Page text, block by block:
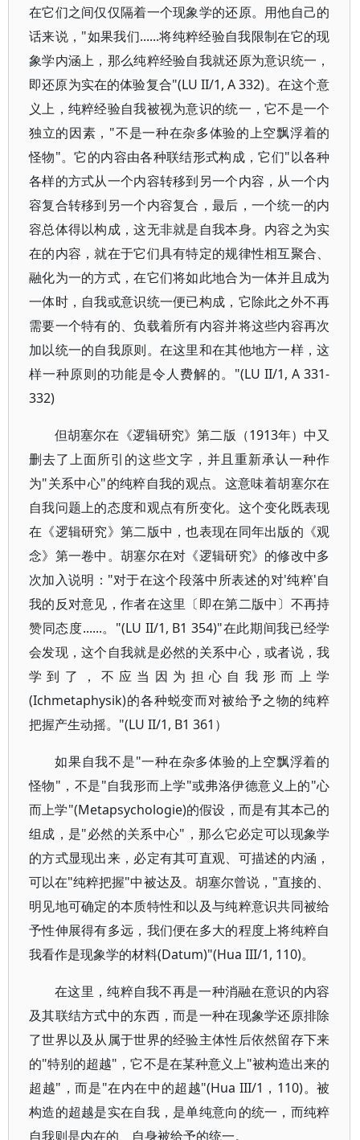
在它们之间仅仅隔着一个现象学的还原。用他自己的
话来说，"如果我们......将纯粹经验自我限制在它的现
象学内涵上，那么纯粹经验自我就还原为意识统一，
即还原为实在的体验复合"(LU II/1, A 332)。在这个意
义上，纯粹经验自我被视为意识的统一，它不是一个
独立的因素，"不是一种在杂多体验的上空飘浮着的
怪物"。它的内容由各种联结形式构成，它们"以各种
各样的方式从一个内容转移到另一个内容，从一个内
容复合转移到另一个内容复合，最后，一个统一的内
容总体得以构成，这无非就是自我本身。内容之为实
在的内容，就在于它们具有特定的规律性相互聚合、
融化为一的方式，在它们将如此地合为一体并且成为
一体时，自我或意识统一便已构成，它除此之外不再
需要一个特有的、负载着所有内容并将这些内容再次
加以统一的自我原则。在这里和在其他地方一样，这
样一种原则的功能是令人费解的。"(LU II/1, A 331-
332)
但胡塞尔在《逻辑研究》第二版（1913年）中又
删去了上面所引的这些文字，并且重新承认一种作
为"关系中心"的纯粹自我的观点。这意味着胡塞尔在
自我问题上的态度和观点有所变化。这个变化既表现
在《逻辑研究》第二版中，也表现在同年出版的《观
念》第一卷中。胡塞尔在对《逻辑研究》的修改中多
次加入说明："对于在这个段落中所表述的对'纯粹'自
我的反对意见，作者在这里〔即在第二版中〕不再持
赞同态度......。"(LU II/1, B1 354)"在此期间我已经学
会发现，这个自我就是必然的关系中心，或者说，我
学到了，不应当因为担心自我形而上学
(Ichmetaphysik)的各种蜕变而对被给予之物的纯粹
把握产生动摇。"(LU II/1, B1 361）
如果自我不是"一种在杂多体验的上空飘浮着的
怪物"，不是"自我形而上学"或弗洛伊德意义上的"心
而上学"(Metapsychologie)的假设，而是有其本己的
组成，是"必然的关系中心"，那么它必定可以现象学
的方式显现出来，必定有其可直观、可描述的内涵，
可以在"纯粹把握"中被达及。胡塞尔曾说，"直接的、
明见地可确定的本质特性和以及与纯粹意识共同被给
予性伸展得有多远，我们便在多大的程度上将纯粹自
我看作是现象学的材料(Datum)"(Hua III/1, 110)。
在这里，纯粹自我不再是一种消融在意识的内容
及其联结方式中的东西，而是一种在现象学还原排除
了世界以及从属于世界的经验主体性后依然留存下来
的"特别的超越"，它不是在某种意义上"被构造出来的
超越"，而是"在内在中的超越"(Hua III/1，110)。被
构造的超越是实在自我，是单纯意向的统一，而纯粹
自我则是内在的、自身被给予的统一。